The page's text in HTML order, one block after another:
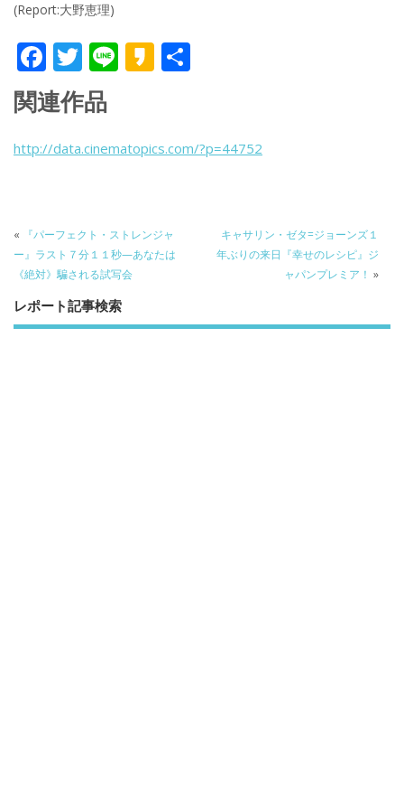
(Report:大野恵理)
F
ac
e
b
k
T
w
itt
er
Li K
a
関連作品
http://data.cinematopics.com/?p=44752
«
『パーフェクト・ストレンジャ
ー』ラスト７分１１秒—あなたは
《絶対》騙される試写会
キャサリン・ゼタ=ジョーンズ１
年ぶりの来日『幸せのレシピ』ジ
ャパンプレミア！ »
レポート記事検索